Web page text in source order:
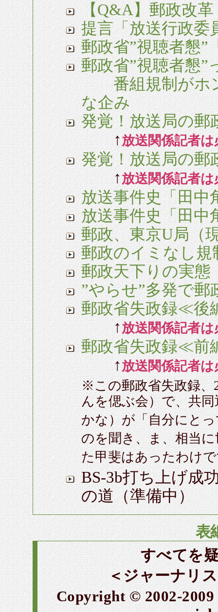
【Q&A】郵政改革
提言「放送行政委
郵政省”視聴者懇”
郵政省”視聴者懇”
番組規制がホ
な企み
発覚！放送局の
↑放送関係記者
発覚！放送局の
↑放送関係記者
放送事件史「田
放送事件史「田
郵政、東京U局（
郵政のイミなし規
郵政天下りの実態
”やらせ”多発で
郵政省失政録≪
↑放送関係記者
郵政省失政録≪
↑放送関係記者
※この郵政省失政録、
んを偲ぶ会）で、共
かな）が「自分にと
のを聞き、ま、相当
た甲斐はあったわけ
BS-3b打ち上げ成
の道（準備中）
表
すべてを
＜ジャーナリ
Copyright © 2002-2009